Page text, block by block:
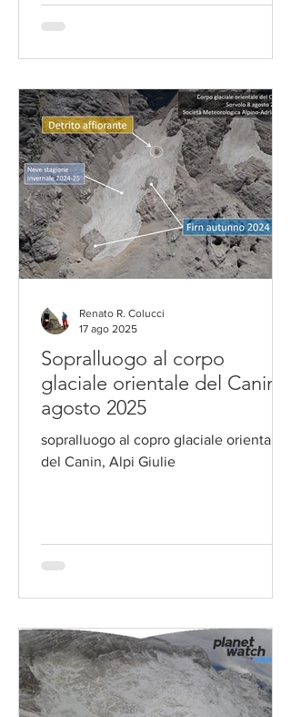
Sopralluogo al corpo
glaciale orientale del Canin,
agosto 2025
sopralluogo al copro glaciale orientale
del Canin, Alpi Giulie
Renato R. Colucci
17 ago 2025